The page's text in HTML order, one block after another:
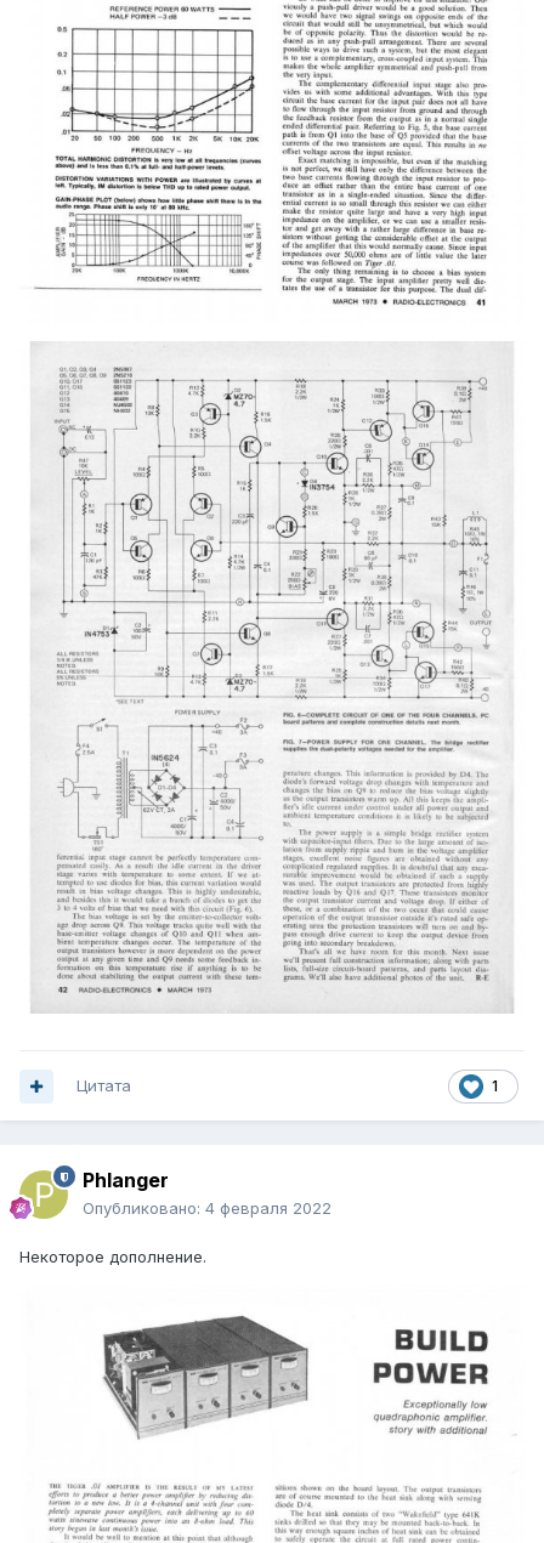
1
Цитата
Phlanger
Опубликовано: 4 февраля 2022
Некоторое дополнение.